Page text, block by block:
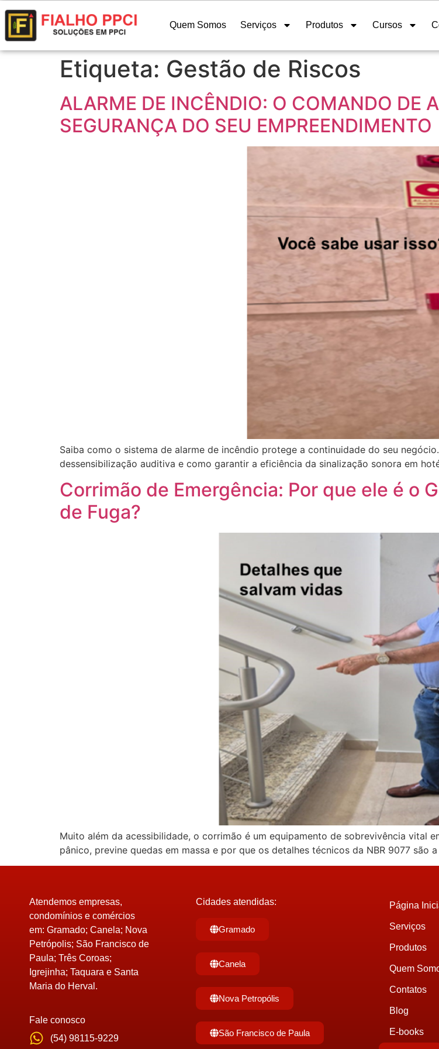
Quem Somos Serviços Produtos Cursos
Etiqueta: Gestão de Riscos
ALARME DE INCÊNDIO: O COMANDO DE
SEGURANÇA DO SEU EMPREENDIMENTO
Saiba como o sistema de alarme de incêndio protege a continuidade do seu
dessensibilização auditiva e como garantir a eficiência da sinalização sonora em
Corrimão de Emergência: Por que ele é o
de Fuga?
Muito além da acessibilidade, o corrimão é um equipamento de sobrevivência vital
pânico, previne quedas em massa e por que os detalhes técnicos da NBR 9077 são
Atendemos empresas,
condomínios e comércios
em: Gramado; Canela; Nova
Petrópolis; São Francisco de
Paula; Três Coroas;
Igrejinha; Taquara e Santa
Maria do Herval.
Fale conosco
(54) 98115-9229
Cidades atendidas:
Gramado
Canela
Nova Petropólis
São Francisco de Paula
Página
Serviços
Produtos
Quem
Contatos
Blog
E-books